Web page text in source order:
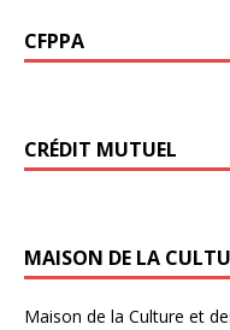
CFPPA
CRÉDIT MUTUEL
MAISON DE LA
Maison de la Culture et